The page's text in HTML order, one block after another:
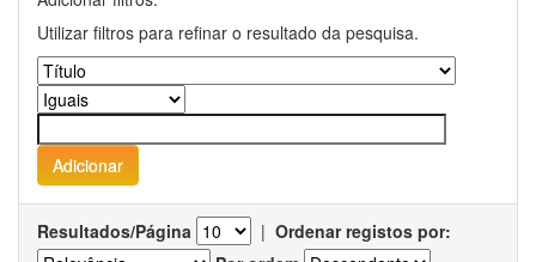
Utilizar filtros para refinar o resultado da pesquisa.
Resultados/Página | Ordenar registos por: